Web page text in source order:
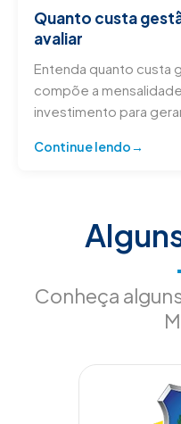
Quanto custa
avaliar
Entenda quanto custa
compõe a
investimento para
Continue lendo
Conheça